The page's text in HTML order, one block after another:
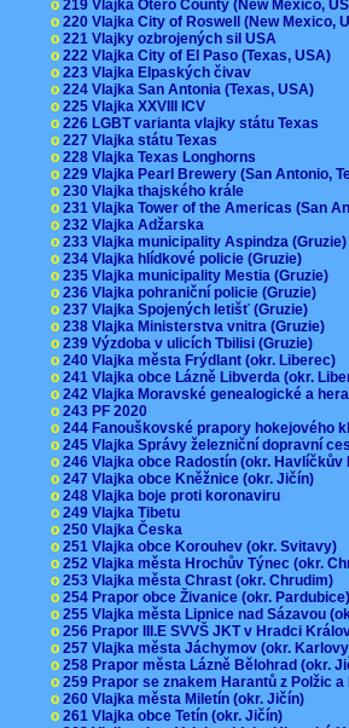
o 219 Vlajka Otero County (New Mexico,
o 220 Vlajka City of Roswell (New Mexico,
o 221 Vlajky ozbrojených sil USA
o 222 Vlajka City of El Paso (Texas, USA)
o 223 Vlajka Elpaských čivav
o 224 Vlajka San Antonia (Texas, USA)
o 225 Vlajka XXVIII ICV
o 226 LGBT varianta vlajky státu Texas
o 227 Vlajka státu Texas
o 228 Vlajka Texas Longhorns
o 229 Vlajka Pearl Brewery (San Antonio,
o 230 Vlajka thajského krále
o 231 Vlajka Tower of the Americas (San
o 232 Vlajka Adžarska
o 233 Vlajka municipality Aspindza
o 234 Vlajka hlídkové policie (Gruzie)
o 235 Vlajka municipality Mestia (Gruzie)
o 236 Vlajka pohraniční policie (Gruzie)
o 237 Vlajka Spojených letišť (Gruzie)
o 238 Vlajka Ministerstva vnitra (Gruzie)
o 239 Výzdoba v ulicích Tbilisi (Gruzie)
o 240 Vlajka města Frýdlant (okr. Liberec)
o 241 Vlajka obce Lázně Libverda (okr.
o 242 Vlajka Moravské genealogické a
o 243 PF 2020
o 244 Fanouškovské prapory hokejového
o 245 Vlajka Správy železniční dopravní
o 246 Vlajka obce Radostín (okr.
o 247 Vlajka obce Kněžnice (okr. Jičín)
o 248 Vlajka boje proti koronaviru
o 249 Vlajka Tibetu
o 250 Vlajka Česka
o 251 Vlajka obce Korouhev (okr. Svitavy)
o 252 Vlajka města Hrochův Týnec (okr.
o 253 Vlajka města Chrast (okr. Chrudim)
o 254 Prapor obce Živanice (okr.
o 255 Vlajka města Lipnice nad Sázavou
o 256 Prapor III.E SVVŠ JKT v Hradci
o 257 Vlajka města Jáchymov (okr.
o 258 Prapor města Lázně Bělohrad (okr.
o 259 Prapor se znakem Harantů z Polžic
o 260 Vlajka města Miletín (okr. Jičín)
o 261 Vlajka obce Tetín (okr. Jičín)